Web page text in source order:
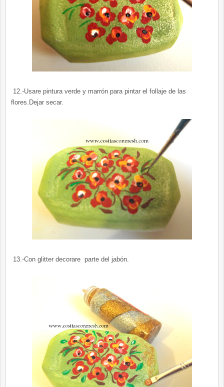
12.-Usare pintura verde y marrón para pintar el follaje de las
flores.Dejar secar.
13.-Con glitter decorare parte del jabón.